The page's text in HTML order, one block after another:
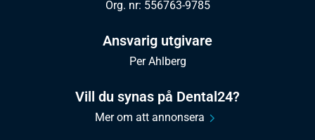
Org. nr: 556763-9785
Ansvarig utgivare
Per Ahlberg
Vill du synas på Dental24?
Mer om att annonsera